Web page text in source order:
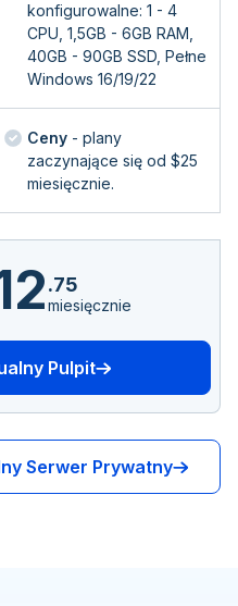
konfigurowalne: 1 - 4
CPU, 1,5GB - 6GB RAM,
40GB - 90GB SSD, Pełne
Windows 16/19/22
Ceny - plany
zaczynające się od $25
miesięcznie.
.75
miesięcznie
Pulpit
Serwer Prywatny